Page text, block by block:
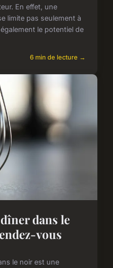
En effet, une
limite pas seulement à
le potentiel de
6 min de lecture →
dans le
vous
le noir est une